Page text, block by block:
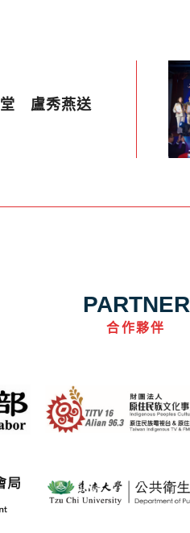
堂 盧秀燕送
PARTNER
合作夥伴